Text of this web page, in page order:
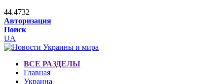
44.4732
Авторизация
Поиск
UA
ВСЕ РАЗДЕЛЫ
Главная
Украина